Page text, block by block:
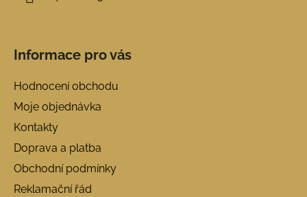
Informace pro vás
Hodnocení obchodu
Moje objednávka
Kontakty
Doprava a platba
Obchodní podmínky
Reklamační řád